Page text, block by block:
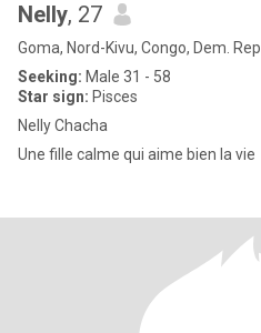
Nelly, 27
Goma, Nord-Kivu, Congo, Dem. Rep
Seeking: Male 31 - 58
Star sign: Pisces
Nelly Chacha
Une fille calme qui aime bien la vie